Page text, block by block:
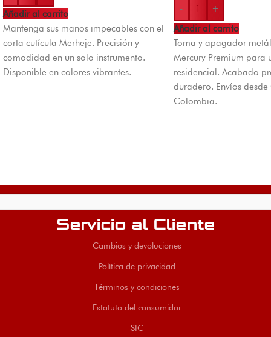
Añadir al carrito
Mantenga sus manos impecables con el
corta cutícula Merheje. Precisión y
comodidad en un solo instrumento.
Disponible en colores vibrantes.
-
+
Añadir al carrito
Toma y apagador
Mercury Premium para
residencial. Acabado
duradero. Envíos
Colombia.
Servicio al Cliente
Cambios y devoluciones
Política de privacidad
Términos y condiciones
Estatuto del consumidor
SIC